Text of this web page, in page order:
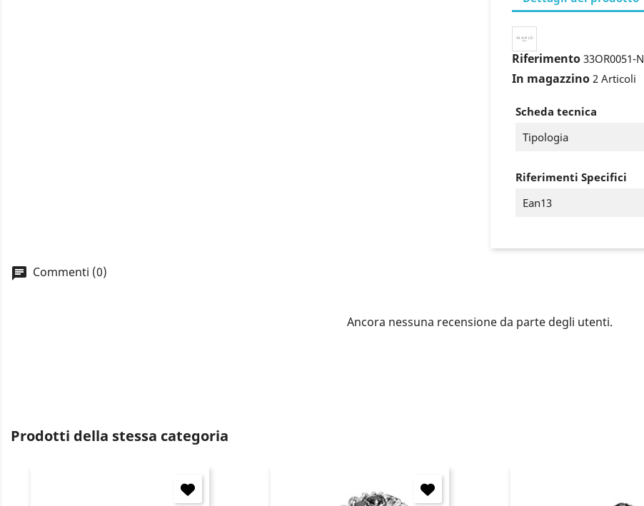
Riferimento 33OR0051-N
In magazzino 2 Articoli
Scheda tecnica
Tipologia
Riferimenti Specifici
Ean13
Commenti (0)
Ancora nessuna recensione da parte degli utenti.
Prodotti della stessa categoria
Accedi